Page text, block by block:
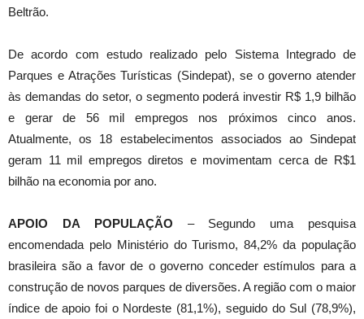
Beltrão.
De acordo com estudo realizado pelo Sistema Integrado de
Parques e Atrações Turísticas (Sindepat), se o governo atender
às demandas do setor, o segmento poderá investir R$ 1,9 bilhão
e gerar de 56 mil empregos nos próximos cinco anos.
Atualmente, os 18 estabelecimentos associados ao Sindepat
geram 11 mil empregos diretos e movimentam cerca de R$1
bilhão na economia por ano.
APOIO DA POPULAÇÃO – Segundo uma pesquisa
encomendada pelo Ministério do Turismo, 84,2% da população
brasileira são a favor de o governo conceder estímulos para a
construção de novos parques de diversões. A região com o maior
índice de apoio foi o Nordeste (81,1%), seguido do Sul (78,9%),